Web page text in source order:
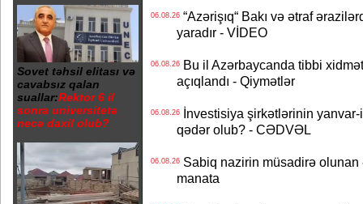
Sovet təhsil elitası və
cavabsız qalan
suallar:Rektor 6 il
sonra universitetə
necə daxil olub?
06.08.26“Azərişıq“ Bakı və ətraf
yaradır - VİDEO
06.08.26Bu il Azərbaycanda tibbi
açıqlandı - Qiymətlər
06.08.26İnvestisiya şirkətlərinin yanvar-
qədər olub? - CƏDVƏL
06.08.26Sabiq nazirin müsadirə olunan
manata